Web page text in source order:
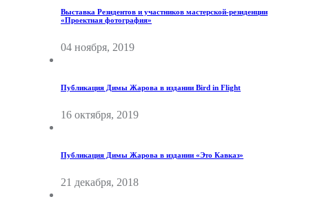
Выставка Резидентов и участников мастерской-резиденции
«Проектная фотография»
04 ноября, 2019
Публикация Димы Жарова в издании Bird in Flight
16 октября, 2019
Публикация Димы Жарова в издании «Это Кавказ»
21 декабря, 2018